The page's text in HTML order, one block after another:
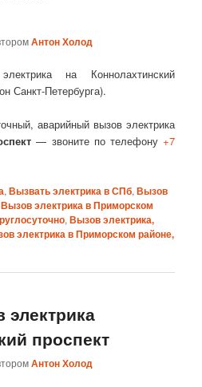
Антон Холод
на Коннолахтинский
Санкт-Петербурга).
аварийный вызов электрика
— звоните по телефону +7
,Вызвать электрика в СПб,Вызов
Вызов электрика в Приморском
,Вызов электрика,
электрика в Приморском районе,
проспект
Антон Холод